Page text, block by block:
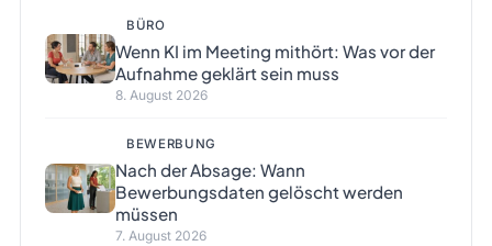
BÜRO
Wenn KI im Meeting mithört: Was vor der
Aufnahme geklärt sein muss
8. August 2026
BEWERBUNG
Nach der Absage: Wann
Bewerbungsdaten gelöscht werden
müssen
7. August 2026